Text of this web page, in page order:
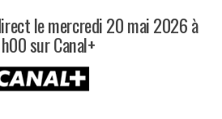
le mercredi 20 mai 2026 à
sur Canal+